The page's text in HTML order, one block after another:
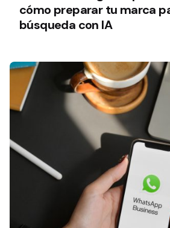
cómo preparar tu marca
búsqueda con IA